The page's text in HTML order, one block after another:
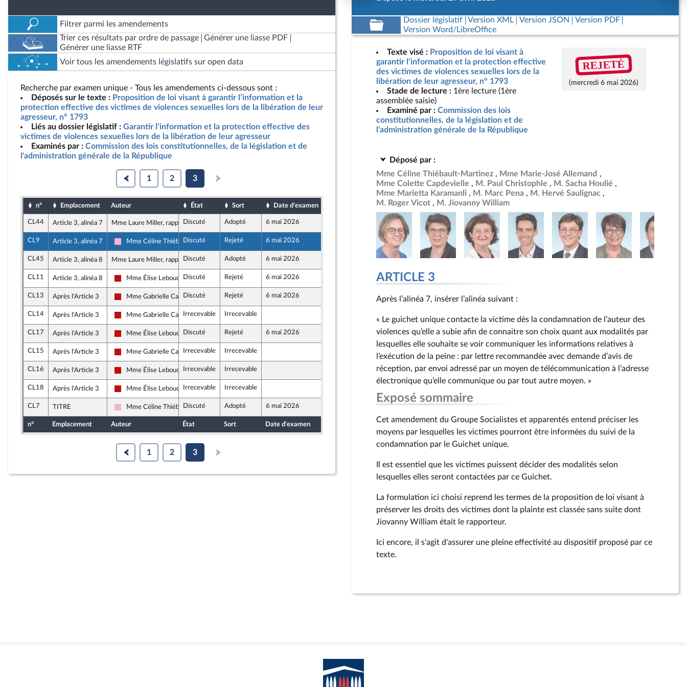
Filtrer parmi les amendements
Trier ces résultats par ordre de passage
Générer une liasse PDF
Générer une liasse RTF
Voir tous les amendements législatifs sur open data
Recherche par examen unique - Tous les amendements ci-dessous sont :
Déposés sur le texte : Proposition de loi visant à garantir l’information et la
protection effective des victimes de violences sexuelles lors de la libération de leur
agresseur, n° 1793
Liés au dossier législatif : Garantir l’information et la protection effective des
victimes de violences sexuelles lors de la libération de leur agresseur
Examinés par : Commission des lois constitutionnelles, de la législation et de
l'administration générale de la République
1 2 3
n° Emplacement Auteur État Sort Date d'examen
CL44 Article 3, alinéa 7 Mme Laure Miller, rapporteure
Discuté Adopté 6 mai 2026
CL9 Article 3, alinéa 7
Socialistes et apparentés
Mme Céline Thiébault-Martinez
Discuté Rejeté 6 mai 2026
CL45 Article 3, alinéa 8 Mme Laure Miller, rapporteure
Discuté Adopté 6 mai 2026
CL11 Article 3, alinéa 8
La France insoumise - Nouveau Front Populaire
Mme Élise LeboucherDiscuté Rejeté 6 mai 2026
CL13 Après l'Article 3
La France insoumise - Nouveau Front Populaire
Mme Gabrielle CathalaDiscuté Rejeté 6 mai 2026
CL14 Après l'Article 3
La France insoumise - Nouveau Front Populaire
Mme Gabrielle CathalaIrrecevable Irrecevable
CL17 Après l'Article 3
La France insoumise - Nouveau Front Populaire
Mme Élise LeboucherDiscuté Rejeté 6 mai 2026
CL15 Après l'Article 3
La France insoumise - Nouveau Front Populaire
Mme Gabrielle CathalaIrrecevable Irrecevable
CL16 Après l'Article 3
La France insoumise - Nouveau Front Populaire
Mme Élise LeboucherIrrecevable Irrecevable
CL18 Après l'Article 3
La France insoumise - Nouveau Front Populaire
Mme Élise LeboucherIrrecevable Irrecevable
CL7 TITRE
Socialistes et apparentés
Mme Céline Thiébault-Martinez
Discuté Adopté 6 mai 2026
n° Emplacement Auteur État Sort Date d'examen
1 2 3
Dossier législatif Version XML Version JSON
Version PDF
Version Word/LibreOffice
Texte visé : Proposition de loi visant à
garantir l’information et la protection effective
des victimes de violences sexuelles lors de la
libération de leur agresseur, n° 1793
Stade de lecture : 1ère lecture (1ère
assemblée saisie)
Examiné par : Commission des lois
constitutionnelles, de la législation et de
l'administration générale de la République
REJETÉ
(mercredi 6 mai 2026)
Déposé par :
Mme Céline Thiébault-Martinez
Mme Marie-José Allemand
Mme Colette Capdevielle
M. Paul Christophle
M. Sacha Houlié
Mme Marietta Karamanli
M. Marc Pena
M. Hervé Saulignac
M. Roger Vicot
M. Jiovanny William
ARTICLE 3
Après l’alinéa 7, insérer l’alinéa suivant :
« Le guichet unique contacte la victime dès la condamnation de l’auteur des
violences qu’elle a subie afin de connaitre son choix quant aux modalités par
lesquelles elle souhaite se voir communiquer les informations relatives à
l’exécution de la peine : par lettre recommandée avec demande d’avis de
réception, par envoi adressé par un moyen de télécommunication à l’adresse
électronique qu’elle communique ou par tout autre moyen. »
Exposé sommaire
Cet amendement du Groupe Socialistes et apparentés entend préciser les
moyens par lesquelles les victimes pourront être informées du suivi de la
condamnation par le Guichet unique.
Il est essentiel que les victimes puissent décider des modalités selon
lesquelles elles seront contactées par ce Guichet.
La formulation ici choisi reprend les termes de la proposition de loi visant à
préserver les droits des victimes dont la plainte est classée sans suite dont
Jiovanny William était le rapporteur.
Ici encore, il s'agit d'assurer une pleine effectivité au dispositif proposé par ce
texte.